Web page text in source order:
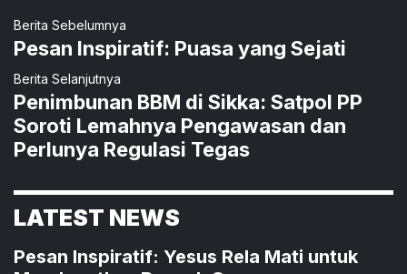
Berita Sebelumnya
Pesan Inspiratif: Puasa yang Sejati
Berita Selanjutnya
Penimbunan BBM di Sikka: Satpol PP
Soroti Lemahnya Pengawasan dan
Perlunya Regulasi Tegas
LATEST NEWS
Pesan Inspiratif: Yesus Rela Mati untuk